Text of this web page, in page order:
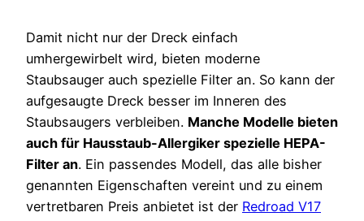
Damit nicht nur der Dreck einfach
umhergewirbelt wird, bieten moderne
Staubsauger auch spezielle Filter an. So kann der
aufgesaugte Dreck besser im Inneren des
Staubsaugers verbleiben. Manche Modelle bieten
auch für Hausstaub-Allergiker spezielle HEPA-
Filter an. Ein passendes Modell, das alle bisher
genannten Eigenschaften vereint und zu einem
vertretbaren Preis anbietet ist der Redroad V17